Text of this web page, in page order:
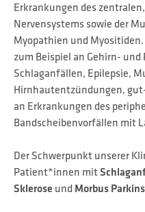
Erkrankungen des
Nervensystems sowie der
Myopathien und
zum Beispiel an Gehirn-
Schlaganfällen, Epilepsie,
Hirnhautentzündungen,
an Erkrankungen des
Bandscheibenvorfällen mit
Der Schwerpunkt unserer
Patient*innen mit
Sklerose und Morbus